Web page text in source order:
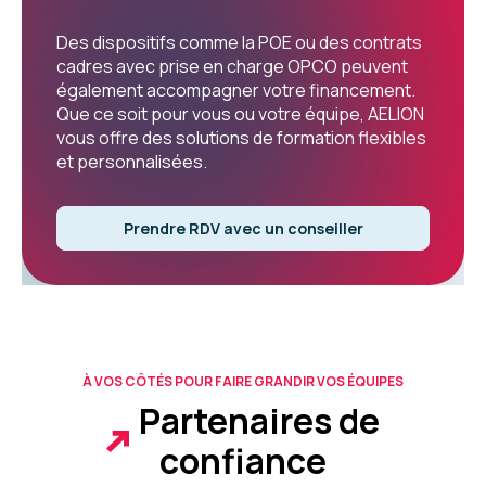
Des dispositifs comme la POE ou des contrats
cadres avec prise en charge OPCO peuvent
également accompagner votre financement.
Que ce soit pour vous ou votre équipe, AELION
vous offre des solutions de formation flexibles
et personnalisées.
Prendre RDV avec un conseiller
À VOS CÔTÉS POUR FAIRE GRANDIR VOS ÉQUIPES
Partenaires de
confiance